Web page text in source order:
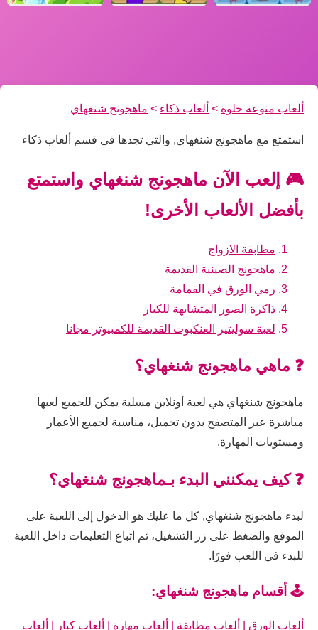
ألعاب منوعة حلوة > ألعاب ذكاء > ماهجونج شنغهاي
استمتع مع ماهجونج شنغهاي, والتي تجدها فى قسم ألعاب ذكاء
🎮 إلعب الآن ماهجونج شنغهاي واستمتع
بأفضل الألعاب الأخرى!
مطابقة الازواج
ماهجونج الصينية القديمة
رمي الورق في القمامة
ذاكرة الصور المتشابهة للكبار
لعبة سوليتير العنكبوت القديمة للكمبيوتر مجانا
❓ ماهي ماهجونج شنغهاي؟
ماهجونج شنغهاي هي لعبة أونلاين مسلية يمكن للجميع لعبها
مباشرة عبر المتصفح بدون تحميل، مناسبة لجميع الأعمار
ومستويات المهارة.
❓ كيف يمكنني البدء بـماهجونج شنغهاي؟
لبدء ماهجونج شنغهاي, كل ما عليك هو الدخول إلى اللعبة على
الموقع والضغط على زر التشغيل، ثم اتباع التعليمات داخل اللعبة
للبدء في اللعب فورًا.
🕹️ أقسام ماهجونج شنغهاي:
ألعاب الورق ألعاب مطابقة ألعاب مهارة ألعاب كبار ألعاب